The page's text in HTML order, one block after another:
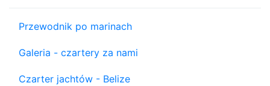
Przewodnik po marinach
Galeria - czartery za nami
Czarter jachtów - Belize